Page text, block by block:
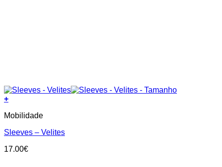
+
product
multiple
The
Mobilidade
Sleeves – Velites
17.00€